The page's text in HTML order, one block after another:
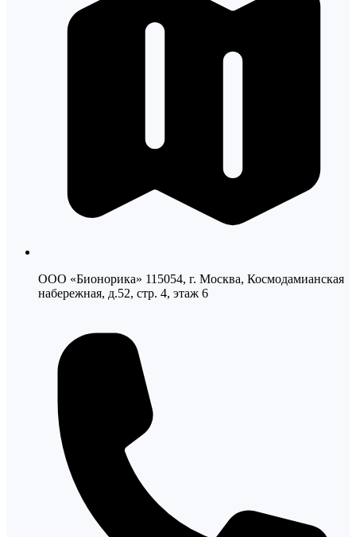
ООО «Бионорика» 115054, г. Москва, Космодамианская
набережная, д.52, стр. 4, этаж 6